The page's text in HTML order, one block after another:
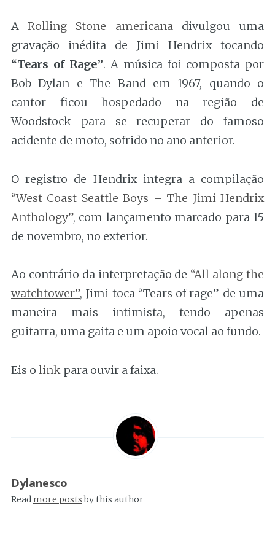
ARolling Stone americanadivulgou uma
gravação inédita de Jimi Hendrix tocando
“Tears of Rage”. A música foi composta por
Bob Dylan e The Band em 1967, quando o
cantor ficou hospedado na região de
Woodstock para se recuperar do famoso
acidente de moto, sofrido no ano anterior.
O registro de Hendrix integra a compilação
“West Coast Seattle Boys – The Jimi Hendrix
Anthology”, com lançamento marcado para 15
de novembro, no exterior.
Ao contrário da interpretação de “All along the
watchtower”, Jimi toca “Tears of rage” de uma
maneira mais intimista, tendo apenas
guitarra, uma gaita e um apoio vocal ao fundo.
Eis o link para ouvir a faixa.
Dylanesco
Readmore postsby this author